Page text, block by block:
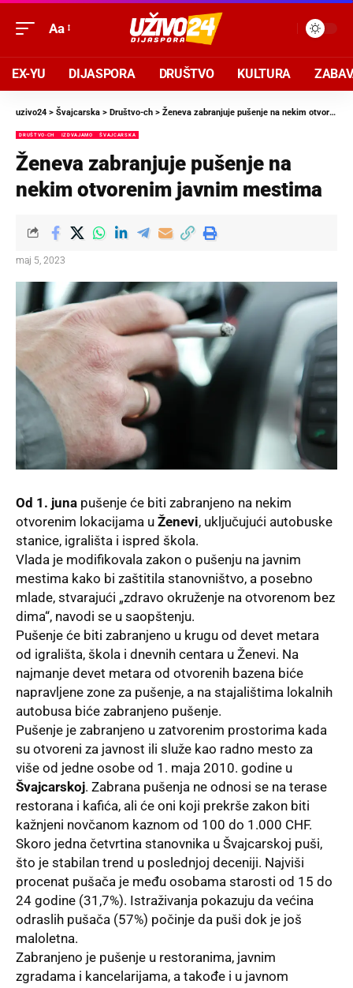
Aa
EX-YU DIJASPORA DRUŠTVO KULTURA
uzivo24 > Švajcarska > Društvo-ch > Ženeva zabranjuje pušenje na nekim otvorenim javnim mestima
DRUŠTVO-CH IZDVAJAMO ŠVAJCARSKA
Ženeva zabranjuje pušenje na
nekim otvorenim javnim mestima
maj 5, 2023
Od 1. juna pušenje će biti zabranjeno na nekim
otvorenim lokacijama u Ženevi, uključujući autobuske
stanice, igrališta i ispred škola.
Vlada je modifikovala zakon o pušenju na javnim
mestima kako bi zaštitila stanovništvo, a posebno
mlade, stvarajući „zdravo okruženje na otvorenom bez
dima“, navodi se u saopštenju.
Pušenje će biti zabranjeno u krugu od devet metara
od igrališta, škola i dnevnih centara u Ženevi. Na
najmanje devet metara od otvorenih bazena biće
napravljene zone za pušenje, a na stajalištima lokalnih
autobusa biće zabranjeno pušenje.
Pušenje je zabranjeno u zatvorenim prostorima kada
su otvoreni za javnost ili služe kao radno mesto za
više od jedne osobe od 1. maja 2010. godine u
Švajcarskoj. Zabrana pušenja ne odnosi se na terase
restorana i kafića, ali će oni koji prekrše zakon biti
kažnjeni novčanom kaznom od 100 do 1.000 CHF.
Skoro jedna četvrtina stanovnika u Švajcarskoj puši,
što je stabilan trend u poslednjoj deceniji. Najviši
procenat pušača je među osobama starosti od 15 do
24 godine (31,7%). Istraživanja pokazuju da većina
odraslih pušača (57%) počinje da puši dok je još
maloletna.
Zabranjeno je pušenje u restoranima, javnim
zgradama i kancelarijama, a takođe i u javnom